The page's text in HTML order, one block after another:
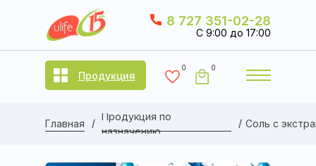
C 9:00 до 17:00
8 727 351-02-28
Продукция
0
0
Главная /
Продукция по
назначению
/ Соль с